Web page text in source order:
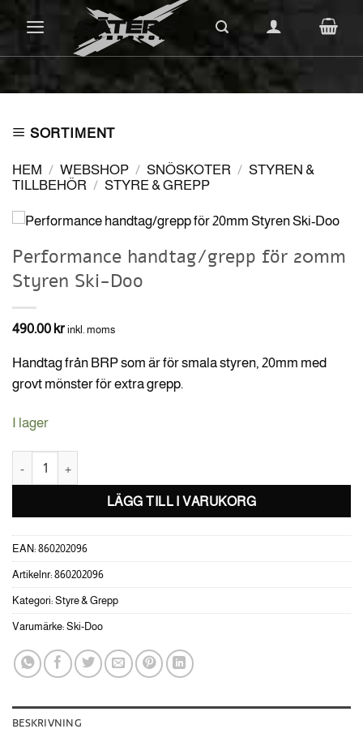
SORTIMENT
HEM / WEBSHOP / SNÖSKOTER / STYREN &
TILLBEHÖR / STYRE & GREPP
Performance handtag/grepp för 20mm
Styren Ski-Doo
490.00 kr inkl. moms
Handtag från BRP som är för smala styren, 20mm med
grovt mönster för extra grepp.
I lager
Performance handtag/grepp för 20mm Styren Ski-Doo mängd
LÄGG TILL I VARUKORG
EAN: 860202096
Artikelnr: 860202096
Kategori: Styre & Grepp
Varumärke: Ski-Doo
BESKRIVNING